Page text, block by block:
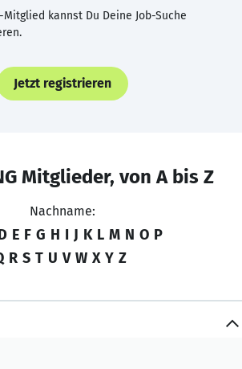
kannst Du Deine Job-Suche
Jetzt registrieren
Mitglieder, von A bis Z
Nachname:
E F G H I J K L M N O P
R S T U V W X Y Z